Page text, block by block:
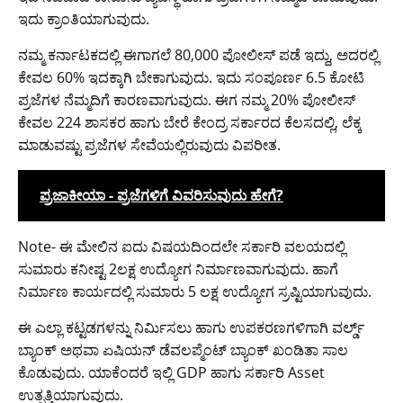
ಇದು ಕ್ರಾಂತಿಯಾಗುವುದು.
ನಮ್ಮ ಕರ್ನಾಟಕದಲ್ಲಿ ಈಗಾಗಲೆ 80,000 ಪೋಲೀಸ್ ಪಡೆ ಇದ್ದು, ಅದರಲ್ಲಿ
ಕೇವಲ 60% ಇದಕ್ಕಾಗಿ ಬೇಕಾಗುವುದು. ಇದು ಸಂಪೂರ್ಣ 6.5 ಕೋಟಿ
ಪ್ರಜೆಗಳ ನೆಮ್ಮದಿಗೆ ಕಾರಣವಾಗುವುದು. ಈಗ ನಮ್ಮ 20% ಪೋಲೀಸ್
ಕೇವಲ 224 ಶಾಸಕರ ಹಾಗು ಬೇರೆ ಕೇಂದ್ರ ಸರ್ಕಾರದ ಕೆಲಸದಲ್ಲಿ, ಲೆಕ್ಕ
ಮಾಡುವಷ್ಟು ಪ್ರಜೆಗಳ ಸೇವೆಯಲ್ಲಿರುವುದು ವಿಪರೀತ.
ಪ್ರಜಾಕೀಯಾ - ಪ್ರಜೆಗಳಿಗೆ ವಿವರಿಸುವುದು ಹೇಗೆ?
Note- ಈ ಮೇಲಿನ ಐದು ವಿಷಯದಿಂದಲೇ ಸರ್ಕಾರಿ ವಲಯದಲ್ಲಿ
ಸುಮಾರು ಕನೀಷ್ಟ 2ಲಕ್ಷ ಉದ್ಯೋಗ ನಿರ್ಮಾಣವಾಗುವುದು. ಹಾಗೆ
ನಿರ್ಮಾಣ ಕಾರ್ಯದಲ್ಲಿ ಸುಮಾರು 5 ಲಕ್ಷ ಉದ್ಯೋಗ ಸ್ರಷ್ಟಿಯಾಗುವುದು.
ಈ ಎಲ್ಲಾ ಕಟ್ಟಡಗಳನ್ನು ನಿರ್ಮಿಸಲು ಹಾಗು ಉಪಕರಣಗಳಿಗಾಗಿ ವರ್ಲ್ಡ್
ಬ್ಯಾಂಕ್ ಅಥವಾ ಏಷಿಯನ್ ಡೆವಲಪ್ಮೆಂಟ್ ಬ್ಯಾಂಕ್ ಖಂಡಿತಾ ಸಾಲ
ಕೊಡುವುದು. ಯಾಕೆಂದರೆ ಇಲ್ಲಿ GDP ಹಾಗು ಸರ್ಕಾರಿ Asset
ಉತ್ಪತ್ತಿಯಾಗುವುದು.